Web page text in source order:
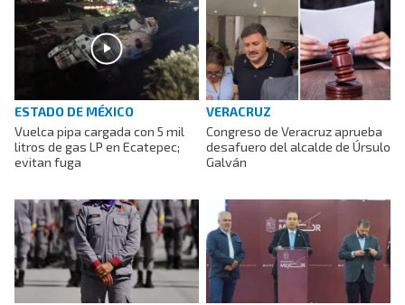
ESTADO DE MÉXICO
Vuelca pipa cargada con 5 mil
litros de gas LP en Ecatepec;
evitan fuga
VERACRUZ
Congreso de Veracruz aprueba
desafuero del alcalde de Úrsulo
Galván